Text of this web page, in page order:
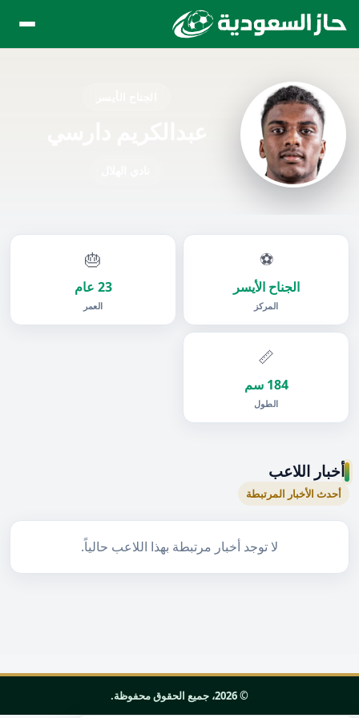
⚽
الجناح الأيسر
المركز
🎂
23 عام
العمر
📏
184 سم
الطول
أخبار اللاعب
أحدث الأخبار المرتبطة
لا توجد أخبار مرتبطة بهذا اللاعب حالياً.
© 2026، جميع الحقوق محفوظة.